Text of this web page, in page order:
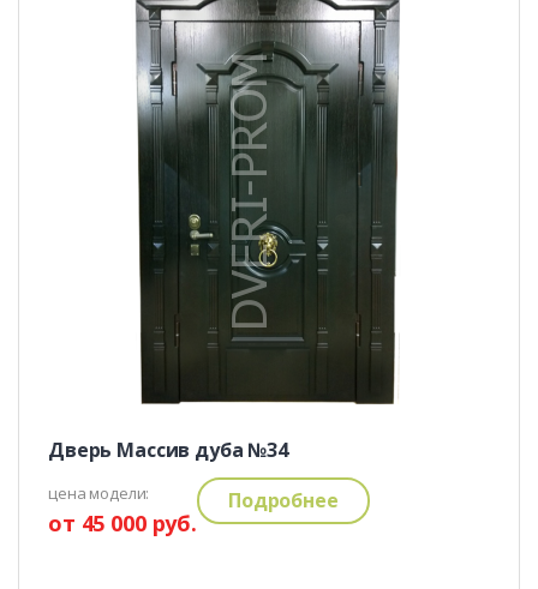
Дверь Массив дуба №34
цена модели:
от 45 000 руб.
Подробнее